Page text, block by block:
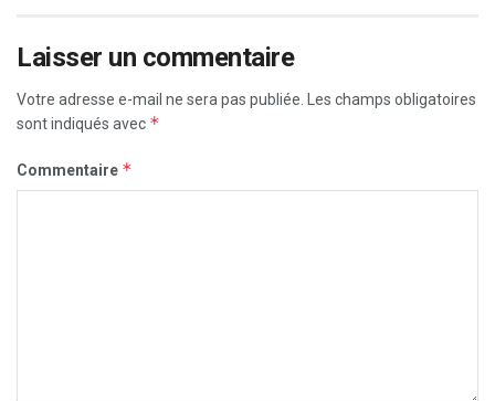
Laisser un commentaire
Votre adresse e-mail ne sera pas publiée.
Les champs obligatoires
sont indiqués avec *
Commentaire *